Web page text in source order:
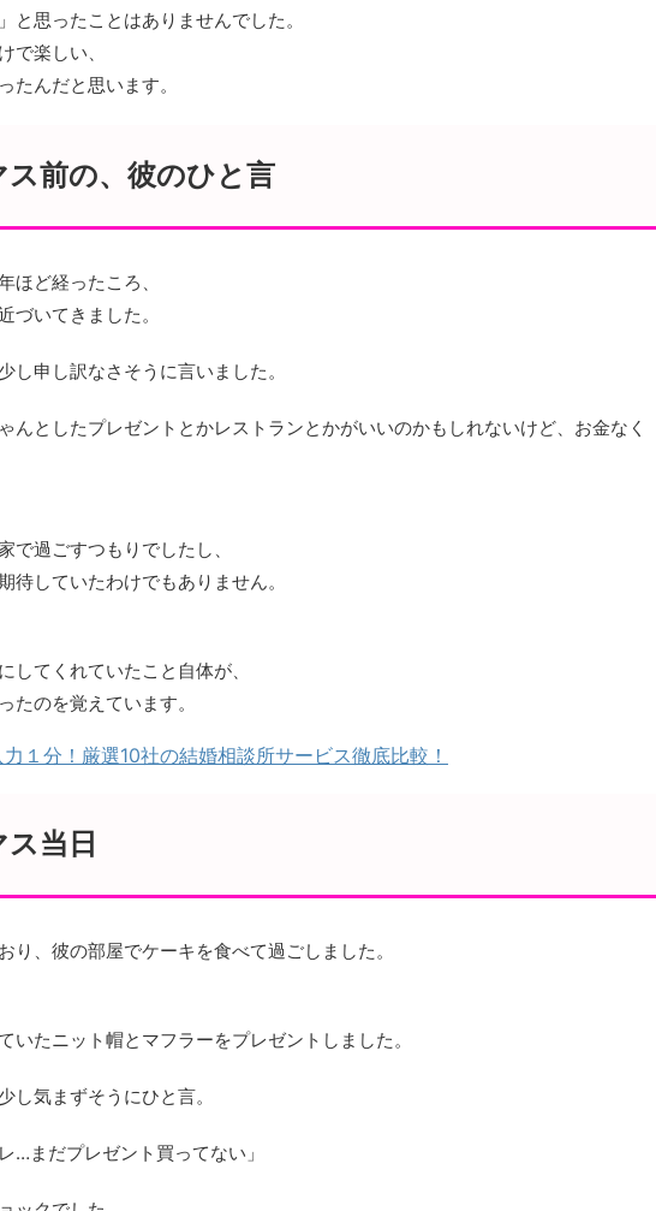
と思ったことはありませんでした。
で楽しい、
たんだと思います。
ス前の、彼のひと言
ほど経ったころ、
づいてきました。
し申し訳なさそうに言いました。
ゃんとしたプレゼントとかレストランとかがいいのかもしれないけど、お金なく
で過ごすつもりでしたし、
待していたわけでもありません。
してくれていたこと自体が、
たのを覚えています。
１分！厳選10社の結婚相談所サービス徹底比較！
当日
り、彼の部屋でケーキを食べて過ごしました。
いたニット帽とマフラーをプレゼントしました。
し気まずそうにひと言。
…まだプレゼント買ってない」